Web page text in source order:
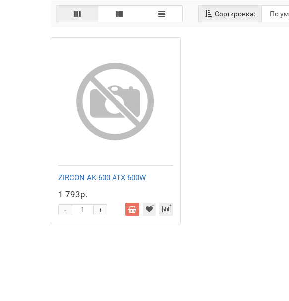
Сортировка:
ZIRCON AK-600 ATX 600W
1 793р.
+
-